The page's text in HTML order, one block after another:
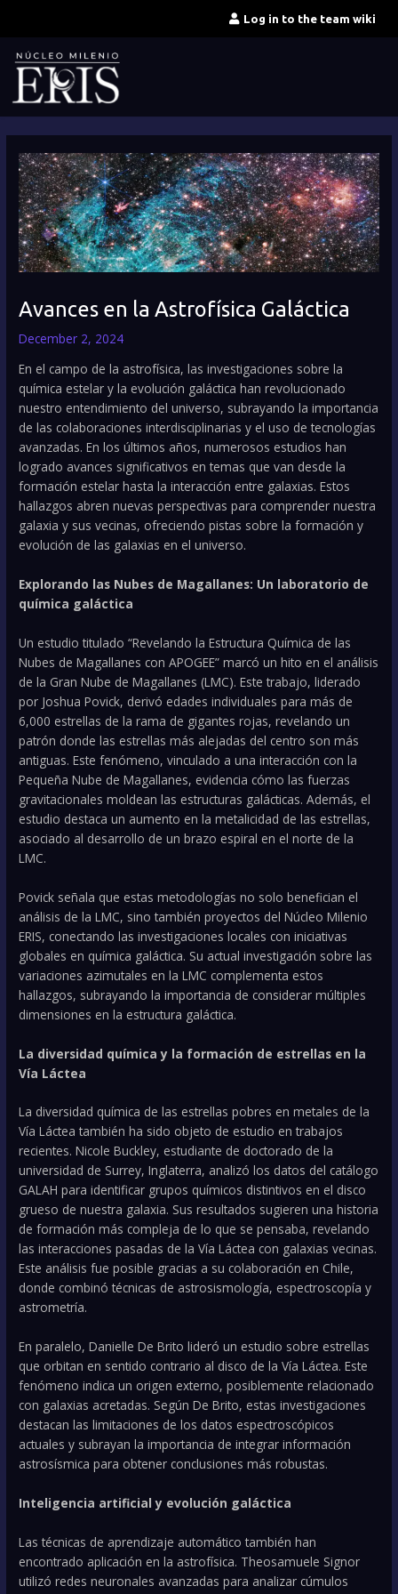
content
Log in to the team wiki
Avances en la Astrofísica Galáctica
December 2, 2024
En el campo de la astrofísica, las investigaciones sobre la
química estelar y la evolución galáctica han revolucionado
nuestro entendimiento del universo, subrayando la importancia
de las colaboraciones interdisciplinarias y el uso de tecnologías
avanzadas. En los últimos años, numerosos estudios han
logrado avances significativos en temas que van desde la
formación estelar hasta la interacción entre galaxias. Estos
hallazgos abren nuevas perspectivas para comprender nuestra
galaxia y sus vecinas, ofreciendo pistas sobre la formación y
evolución de las galaxias en el universo.
Explorando las Nubes de Magallanes: Un laboratorio de
química galáctica
Un estudio titulado “Revelando la Estructura Química de las
Nubes de Magallanes con APOGEE” marcó un hito en el análisis
de la Gran Nube de Magallanes (LMC). Este trabajo, liderado
por Joshua Povick, derivó edades individuales para más de
6,000 estrellas de la rama de gigantes rojas, revelando un
patrón donde las estrellas más alejadas del centro son más
antiguas. Este fenómeno, vinculado a una interacción con la
Pequeña Nube de Magallanes, evidencia cómo las fuerzas
gravitacionales moldean las estructuras galácticas. Además, el
estudio destaca un aumento en la metalicidad de las estrellas,
asociado al desarrollo de un brazo espiral en el norte de la
LMC.
Povick señala que estas metodologías no solo benefician el
análisis de la LMC, sino también proyectos del Núcleo Milenio
ERIS, conectando las investigaciones locales con iniciativas
globales en química galáctica. Su actual investigación sobre las
variaciones azimutales en la LMC complementa estos
hallazgos, subrayando la importancia de considerar múltiples
dimensiones en la estructura galáctica.
La diversidad química y la formación de estrellas en la
Vía Láctea
La diversidad química de las estrellas pobres en metales de la
Vía Láctea también ha sido objeto de estudio en trabajos
recientes. Nicole Buckley, estudiante de doctorado de la
universidad de Surrey, Inglaterra, analizó los datos del catálogo
GALAH para identificar grupos químicos distintivos en el disco
grueso de nuestra galaxia. Sus resultados sugieren una historia
de formación más compleja de lo que se pensaba, revelando
las interacciones pasadas de la Vía Láctea con galaxias vecinas.
Este análisis fue posible gracias a su colaboración en Chile,
donde combinó técnicas de astrosismología, espectroscopía y
astrometría.
En paralelo, Danielle De Brito lideró un estudio sobre estrellas
que orbitan en sentido contrario al disco de la Vía Láctea. Este
fenómeno indica un origen externo, posiblemente relacionado
con galaxias acretadas. Según De Brito, estas investigaciones
destacan las limitaciones de los datos espectroscópicos
actuales y subrayan la importancia de integrar información
astrosísmica para obtener conclusiones más robustas.
Inteligencia artificial y evolución galáctica
Las técnicas de aprendizaje automático también han
encontrado aplicación en la astrofísica. Theosamuele Signor
utilizó redes neuronales avanzadas para analizar cúmulos